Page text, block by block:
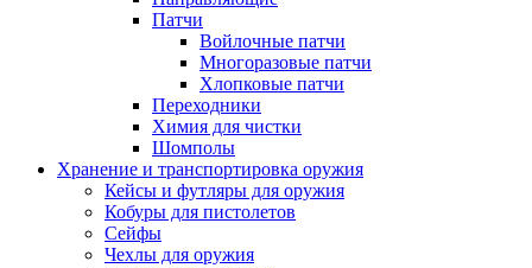
Патчи
Войлочные патчи
Многоразовые патчи
Хлопковые патчи
Переходники
Химия для чистки
Шомполы
Хранение и транспортировка оружия
Кейсы и футляры для оружия
Кобуры для пистолетов
Сейфы
Чехлы для оружия